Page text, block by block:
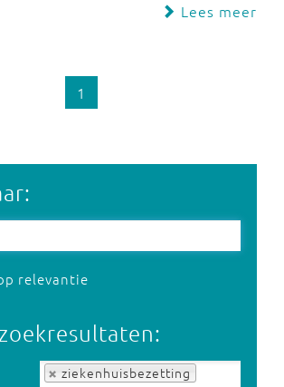
Lees meer
1
relevantie
ziekenhuisbezetting
Op tag: